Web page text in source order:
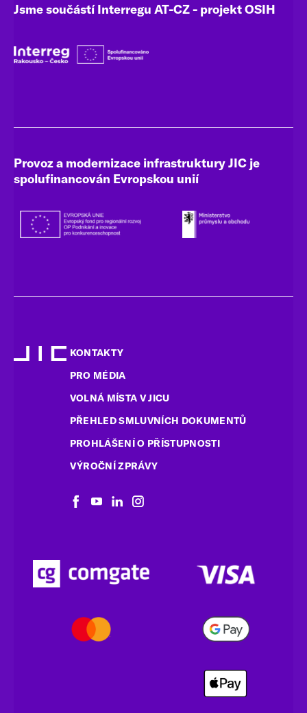
Jsme součástí Interregu AT-CZ - projekt OSIH
Provoz a modernizace infrastruktury JIC je
spolufinancován Evropskou unií
KONTAKTY
PRO MÉDIA
VOLNÁ MÍSTA V JICU
PŘEHLED SMLUVNÍCH DOKUMENTŮ
PROHLÁŠENÍ O PŘÍSTUPNOSTI
VÝROČNÍ ZPRÁVY